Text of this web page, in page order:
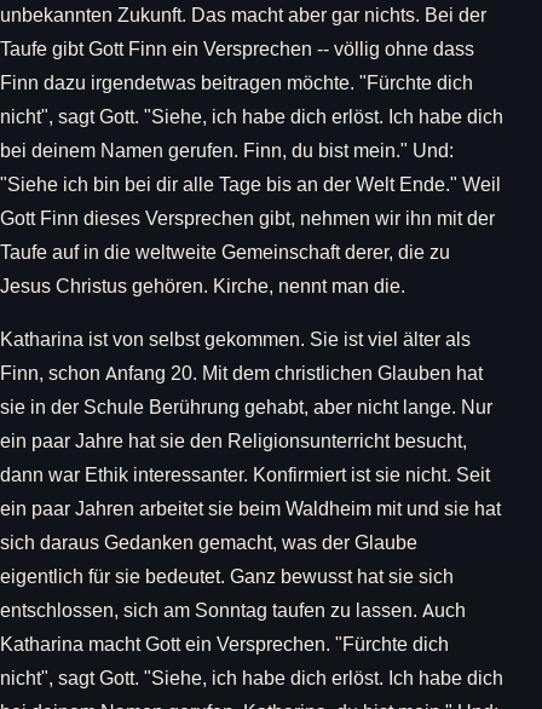
unbekannten Zukunft. Das macht aber gar nichts. Bei der
Taufe gibt Gott Finn ein Versprechen -- völlig ohne dass
Finn dazu irgendetwas beitragen möchte. "Fürchte dich
nicht", sagt Gott. "Siehe, ich habe dich erlöst. Ich habe dich
bei deinem Namen gerufen. Finn, du bist mein." Und:
"Siehe ich bin bei dir alle Tage bis an der Welt Ende." Weil
Gott Finn dieses Versprechen gibt, nehmen wir ihn mit der
Taufe auf in die weltweite Gemeinschaft derer, die zu
Jesus Christus gehören. Kirche, nennt man die.
Katharina ist von selbst gekommen. Sie ist viel älter als
Finn, schon Anfang 20. Mit dem christlichen Glauben hat
sie in der Schule Berührung gehabt, aber nicht lange. Nur
ein paar Jahre hat sie den Religionsunterricht besucht,
dann war Ethik interessanter. Konfirmiert ist sie nicht. Seit
ein paar Jahren arbeitet sie beim Waldheim mit und sie hat
sich daraus Gedanken gemacht, was der Glaube
eigentlich für sie bedeutet. Ganz bewusst hat sie sich
entschlossen, sich am Sonntag taufen zu lassen. Auch
Katharina macht Gott ein Versprechen. "Fürchte dich
nicht", sagt Gott. "Siehe, ich habe dich erlöst. Ich habe dich